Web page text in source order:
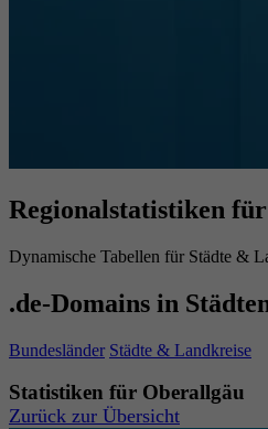
Regionalstatistiken
Dynamische Tabellen für Städte &
.de-Domains in
Bundesländer Städte & Landkreise
Statistiken für Oberallgäu
Zurück zur Übersicht